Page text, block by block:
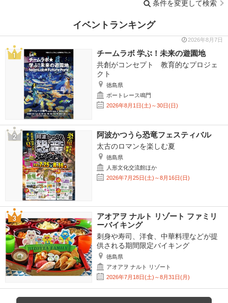
条件を変更して検索
イベントランキング
2026年8月7日
チームラボ 学ぶ！未来の遊園地
共創がコンセプト 教育的なプロジェ
クト
徳島県
ボートレース鳴門
2026年8月1日(土)～30日(日)
阿波かつうら恐竜フェスティバル
太古のロマンを楽しむ夏
徳島県
人形文化交流館ほか
2026年7月25日(土)～8月16日(日)
アオアヲ ナルト リゾート ファミリ
ーバイキング
刺身や寿司、洋食、中華料理などが提
供される期間限定バイキング
徳島県
アオアヲ ナルト リゾート
2026年7月18日(土)～8月31日(月)